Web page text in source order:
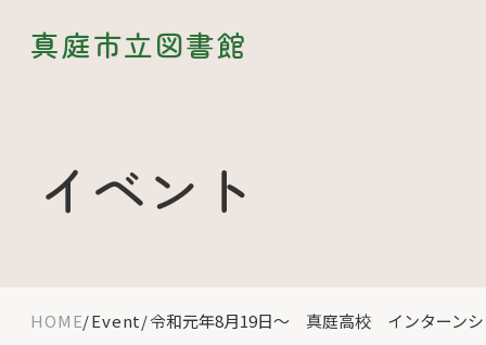
真庭市立図書館
イベント
HOME Event 令和元年8月19日～ 真庭高校 インターン